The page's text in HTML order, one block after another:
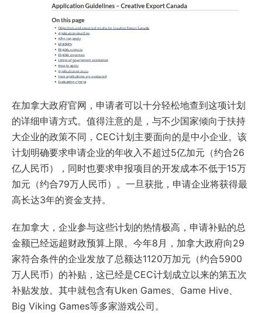
在加拿大政府官网，申请者可以十分轻松地查到这项计划
的详细申请方式。值得注意的是，与不少国家倾向于扶持
大企业的政策不同，CEC计划主要面向的是中小企业。该
计划明确要求申请企业的年收入不超过5亿加元（约合26
亿人民币），同时也要求申报项目的开发成本不低于15万
加元（约合79万人民币）。一旦获批，申请企业将获得最
高长达3年的资金支持。
在加拿大，企业参与这些计划的热情极高，申请补贴的总
金额已经远超财政预算上限。今年8月，加拿大政府向29
家符合条件的企业发放了总额达1120万加元（约合5900
万人民币）的补贴，这已经是CEC计划成立以来的第五次
补贴发放。其中就包含有Uken Games、Game Hive、
Big Viking Games等多家游戏公司。